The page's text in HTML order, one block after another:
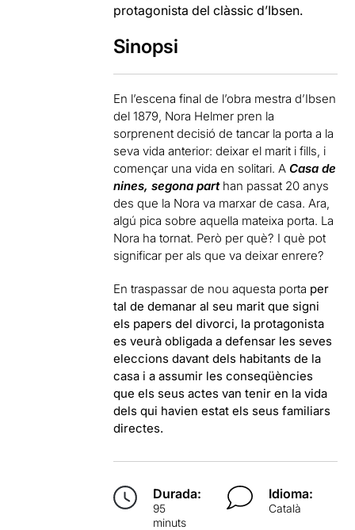
protagonista del clàssic d’Ibsen.
Sinopsi
En l’escena final de l’obra mestra d’Ibsen
del 1879, Nora Helmer pren la
sorprenent decisió de tancar la porta a la
seva vida anterior: deixar el marit i fills, i
començar una vida en solitari. A Casa de
nines, segona part han passat 20 anys
des que la Nora va marxar de casa. Ara,
algú pica sobre aquella mateixa porta. La
Nora ha tornat. Però per què? I què pot
significar per als que va deixar enrere?
En traspassar de nou aquesta porta per
tal de demanar al seu marit que signi
els papers del divorci, la protagonista
es veurà obligada a defensar les seves
eleccions davant dels habitants de la
casa i a assumir les conseqüències
que els seus actes van tenir en la vida
dels qui havien estat els seus familiars
directes.
Durada:
95
minuts
Idioma:
Català